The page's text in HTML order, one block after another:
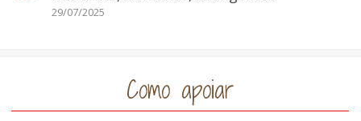
29/07/2025
Como apoiar